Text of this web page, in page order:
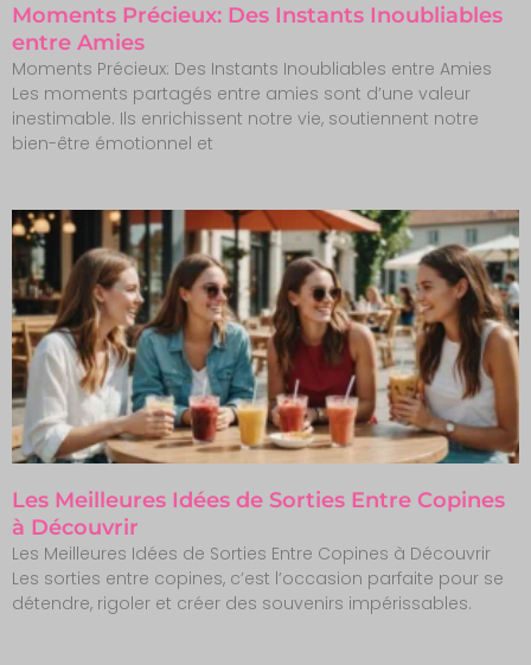
Moments Précieux: Des Instants Inoubliables
entre Amies
Moments Précieux: Des Instants Inoubliables entre Amies
Les moments partagés entre amies sont d’une valeur
inestimable. Ils enrichissent notre vie, soutiennent notre
bien-être émotionnel et
Les Meilleures Idées de Sorties Entre Copines
à Découvrir
Les Meilleures Idées de Sorties Entre Copines à Découvrir
Les sorties entre copines, c’est l’occasion parfaite pour se
détendre, rigoler et créer des souvenirs impérissables.